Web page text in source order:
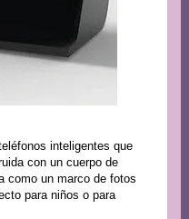
inteligentes que
con un cuerpo de
como un marco de fotos
para niños o para